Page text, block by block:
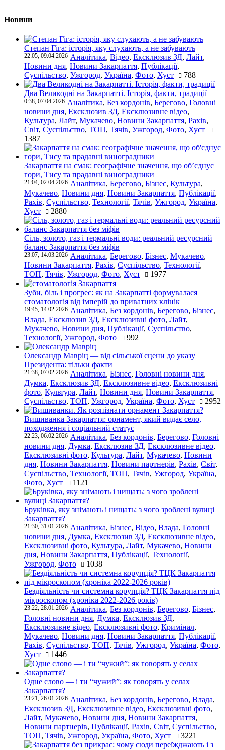
Новини
Степан Гіга: історія, яку слухають, а не забувають
22:05, 09.04.2026 Аналітика, Відео, Ексклюзив ЗД, Лайт,
Новини дня, Новини Закарпаття, Публікації,
Суспільство, Ужгород, Україна, Фото, Хуст 788
Два Великодні на Закарпатті. Історія, факти, традиції
0:38, 07.04.2026 Аналітика, Без кордонів, Берегово, Головні
новини дня, Ексклюзив ЗД, Ексклюзивне відео,
Культура, Лайт, Мукачево, Новини Закарпаття, Рахів,
Світ, Суспільство, ТОП, Тячів, Ужгород, Фото, Хуст
1387
Закарпаття на смак: географічне значення, що об’єднує
гори, Тису та прадавні виноградники
21:04, 02.04.2026 Аналітика, Берегово, Бізнес, Культура,
Мукачево, Новини дня, Новини Закарпаття, Публікації,
Рахів, Суспільство, Технології, Тячів, Ужгород, Україна,
Хуст
2880
Сіль, золото, газ і термальні води: реальний ресурсний
баланс Закарпаття без міфів
23:07, 14.03.2026 Аналітика, Берегово, Бізнес, Мукачево,
Новини Закарпаття, Рахів, Суспільство, Технології,
ТОП, Тячів, Ужгород, Фото, Хуст 1977
Зуби, біль і прогрес: як на Закарпатті формувалася
стоматологія від імперій до приватних клінік
19:45, 14.02.2026 Аналітика, Без кордонів, Берегово, Бізнес,
Влада, Ексклюзив ЗД, Ексклюзивні фото, Лайт,
Мукачево, Новини дня, Публікації, Суспільство,
Технології, Ужгород, Фото 992
Олександр Мавріц — від сільської сцени до указу
Президента: тільки факти
21:38, 07.02.2026 Аналітика, Бізнес, Головні новини дня,
Думка, Ексклюзив ЗД, Ексклюзивне відео, Ексклюзивні
фото, Культура, Лайт, Новини дня, Новини Закарпаття,
Суспільство, ТОП, Ужгород, Україна, Фото, Хуст 2952
Вишиванка Закарпаття: орнамент, який видає село,
походження і соціальний статус
22:23, 06.02.2026 Аналітика, Без кордонів, Берегово, Головні
новини дня, Думка, Ексклюзив ЗД, Ексклюзивне відео,
Ексклюзивні фото, Культура, Лайт, Мукачево, Новини
дня, Новини Закарпаття, Новини партнерів, Рахів, Світ,
Суспільство, Технології, ТОП, Тячів, Ужгород, Україна,
Фото, Хуст 1121
Бруківка, яку знімають і нищать: з чого зроблені вулиці
Закарпаття?
21:30, 31.01.2026 Аналітика, Бізнес, Відео, Влада, Головні
новини дня, Думка, Ексклюзив ЗД, Ексклюзивне відео,
Ексклюзивні фото, Культура, Лайт, Мукачево, Новини
дня, Новини Закарпаття, Публікації, Технології,
Ужгород, Фото 1038
Бездіяльність чи системна корупція? ТЦК Закарпаття під
мікроскопом (хроніка 2022-2026 років)
23:22, 28.01.2026 Аналітика, Без кордонів, Берегово, Бізнес,
Головні новини дня, Думка, Ексклюзив ЗД,
Ексклюзивне відео, Ексклюзивні фото, Кримінал,
Мукачево, Новини дня, Новини Закарпаття, Публікації,
Рахів, Суспільство, ТОП, Тячів, Ужгород, Україна, Фото,
Хуст
1446
Одне слово — і ти “чужий”: як говорять у селах
Закарпаття?
23:21, 26.01.2026 Аналітика, Без кордонів, Берегово, Влада,
Ексклюзив ЗД, Ексклюзивне відео, Ексклюзивні фото,
Лайт, Мукачево, Новини дня, Новини Закарпаття,
Новини партнерів, Публікації, Рахів, Світ, Суспільство,
ТОП, Тячів, Ужгород, Україна, Фото, Хуст 3221